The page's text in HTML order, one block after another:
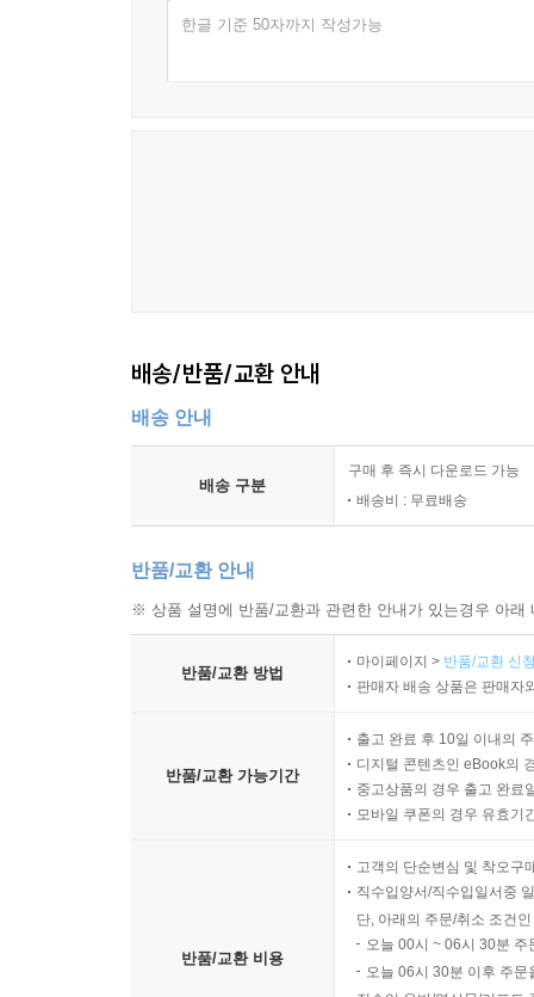
한글 기준 50자까지 작성가능
배송/반품/교환 안내
배송 안내
배송 구분
구매 후 즉시 다운로드 가능
배송비 : 무료배송
반품/교환 안내
※ 상품 설명에 반품/교환과 관련한 안내가 있는경우 아
반품/교환 방법
마이페이지 > 반품/교환 신
판매자 배송 상품은 판매자
반품/교환 가능기간
출고 완료 후 10일 이내의
디지털 콘텐츠인 eBook의
중고상품의 경우 출고 완료
모바일 쿠폰의 경우 유효기
반품/교환 비용
고객의 단순변심 및 착오구
직수입양서/직수입일서중
단, 아래의 주문/취소 조건
오늘 00시 ~ 06시 30분
오늘 06시 30분 이후 주